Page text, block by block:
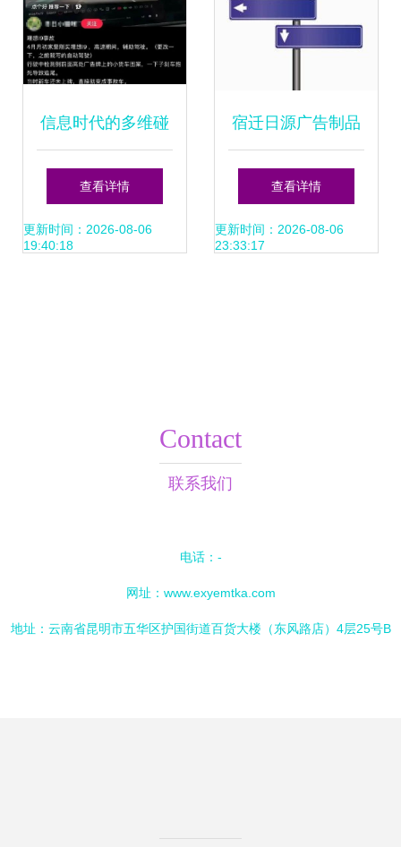
信息时代的多维碰
撞 从“假唱”争议到
AI识别的警示
查看详情
更新时间：2026-08-06
19:40:18
宿迁日源广告制品
厂 专业广告制作服
务，助力企业品牌
查看详情
更新时间：2026-08-06
23:33:17
Contact
联系我们
电话：-
网址： www.exyemtka.com
地址：云南省昆明市五华区护国街道百货大楼（东风路店）4层25号B